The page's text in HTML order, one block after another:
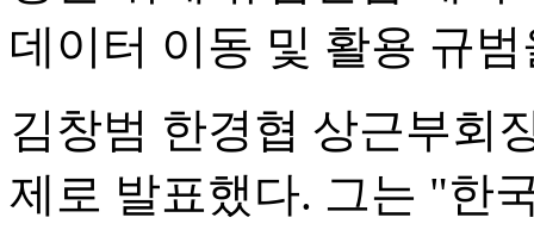
데이터 이동 및 활용 규
김창범 한경협 상근부회
제로 발표했다. 그는 "한